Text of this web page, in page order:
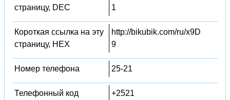
страницу, DEC
1
Короткая ссылка на эту
страницу, HEX
http://bikubik.com/ru/x9D
9
Номер телефона 25-21
Телефонный код
+2521